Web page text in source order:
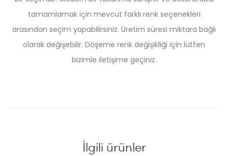
tamamlamak için mevcut farklı renk seçenekleri
arasından seçim yapabilirsiniz. Üretim süresi miktara bağlı
olarak değişebilir. Döşeme renk değişikliği için lütfen
bizimle iletişime geçiniz.
İlgili ürünler